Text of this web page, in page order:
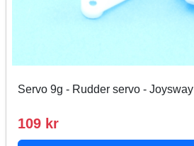
Servo 9g - Rudder servo - Joysway
109 kr